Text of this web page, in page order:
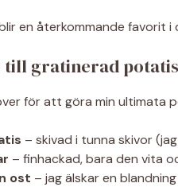
en återkommande favorit
till gratinerad
för att göra min ultimata
– skivad i tunna skivor
– finhackad, bara den vita
ost – jag älskar en